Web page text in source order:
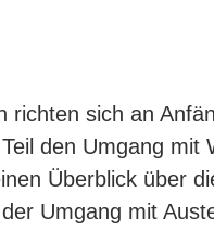
richten sich an
den Umgang mit
Überblick über
Umgang mit